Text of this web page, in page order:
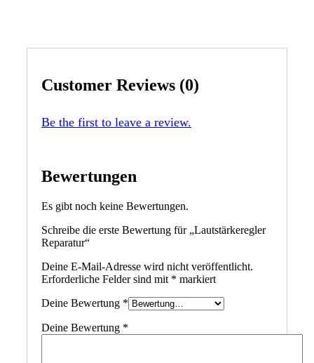
Customer Reviews (0)
Be the first to leave a review.
Bewertungen
Es gibt noch keine Bewertungen.
Schreibe die erste Bewertung für „Lautstärkeregler
Reparatur“
Deine E-Mail-Adresse wird nicht veröffentlicht.
Erforderliche Felder sind mit * markiert
Deine Bewertung *
Deine Bewertung *